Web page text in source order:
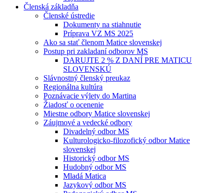
Členská základňa
Členské ústredie
Dokumenty na stiahnutie
Príprava VZ MS 2025
Ako sa stať členom Matice slovenskej
Postup pri zakladaní odborov MS
DARUJTE 2 % Z DANÍ PRE MATICU
SLOVENSKÚ
Slávnostný členský preukaz
Regionálna kultúra
Poznávacie výlety do Martina
Žiadosť o ocenenie
Miestne odbory Matice slovenskej
Záujmové a vedecké odbory
Divadelný odbor MS
Kulturologicko-filozofický odbor Matice
slovenskej
Historický odbor MS
Hudobný odbor MS
Mladá Matica
Jazykový odbor MS